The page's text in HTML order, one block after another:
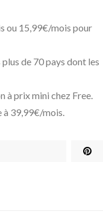
ou 15,99€/mois pour
de 70 pays dont les
à prix mini chez Free.
à 39,99€/mois.